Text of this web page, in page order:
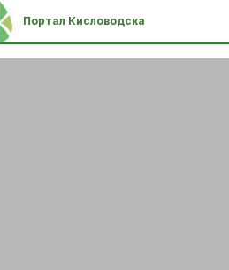
Портал Кисловодска